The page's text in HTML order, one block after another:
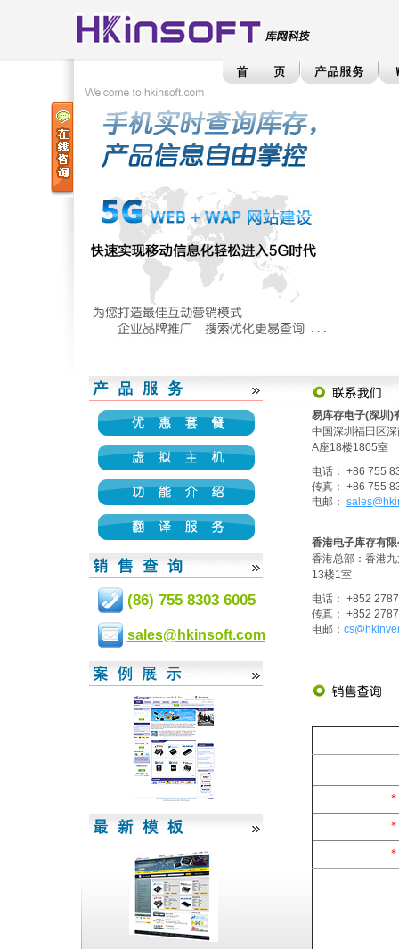
(86) 755 8303 6005
sales@hkinsoft.com
易库存电子(深圳)
中国深圳福田区
A座18楼1805室
电话： +86 755
传真： +86 755
电邮：
香港电子库存有限
香港总部：香港
13楼1室
电话： +852
传真： +852
电邮：
*
*
*